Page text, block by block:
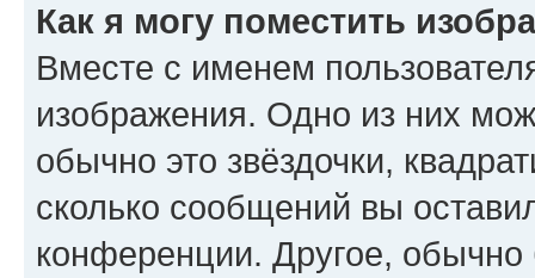
Как я могу поместить
Вместе с именем
изображения. Одно из них
обычно это звёздочки,
сколько сообщений вы
конференции. Другое,